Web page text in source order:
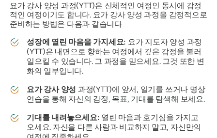
요가 강사 양성 과정(YTT)은 신체적인 여정인 동시에 감정
적인 여정이기도 합니다. 요가 강사 양성 과정을 감정적으로
준비하는 방법은 다음과 같습니다
성장에 열린 마음을 가지세요: 요가 지도자 양성 과정
(YTT)은 내면으로 향하는 여정에서 깊은 감정을 불러
일으킬 수 있습니다. 그 과정을 믿으세요. 그것 또한 변
화의 일부입니다.
요가 강사 양성 과정(YTT)에 앞서, 일기를 쓰거나 명상
연습을 통해 자신의 감정, 목표, 기대를 탐색해 보세요.
기대를 내려놓으세요: 열린 마음과 호기심을 가지고
오세요. 자신을 다른 사람과 비교하지 말고, 자신만의